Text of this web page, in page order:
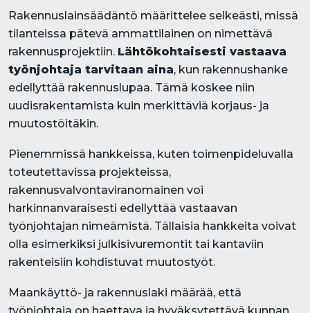
Rakennuslainsäädäntö määrittelee selkeästi, missä
tilanteissa pätevä ammattilainen on nimettävä
rakennusprojektiin. Lähtökohtaisesti vastaava
työnjohtaja tarvitaan aina, kun rakennushanke
edellyttää rakennuslupaa. Tämä koskee niin
uudisrakentamista kuin merkittäviä korjaus- ja
muutostöitäkin.
Pienemmissä hankkeissa, kuten toimenpideluvalla
toteutettavissa projekteissa,
rakennusvalvontaviranomainen voi
harkinnanvaraisesti edellyttää vastaavan
työnjohtajan nimeämistä. Tällaisia hankkeita voivat
olla esimerkiksi julkisivuremontit tai kantaviin
rakenteisiin kohdistuvat muutostyöt.
Maankäyttö- ja rakennuslaki määrää, että